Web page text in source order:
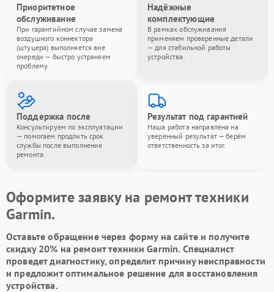
Приоритетное
обслуживание
При гарантийном случае замена
воздушного коннектора
(штуцера) выполняется вне
очереди — быстро устраняем
проблему.
Надёжные
комплектующие
В рамках обслуживания
применяем проверенные детали
— для стабильной работы
устройства.
Поддержка после
Консультируем по эксплуатации
— помогаем продлить срок
службы после выполнения
ремонта.
Результат под гарантией
Наша работа направлена на
уверенный результат — берём
ответственность за итог.
Оформите заявку на ремонт техники
Garmin.
Оставьте обращение через форму на сайте и получите
скидку 20% на ремонт техники Garmin. Специалист
проведет диагностику, определит причину неисправности
и предложит оптимальное решение для восстановления
устройства.